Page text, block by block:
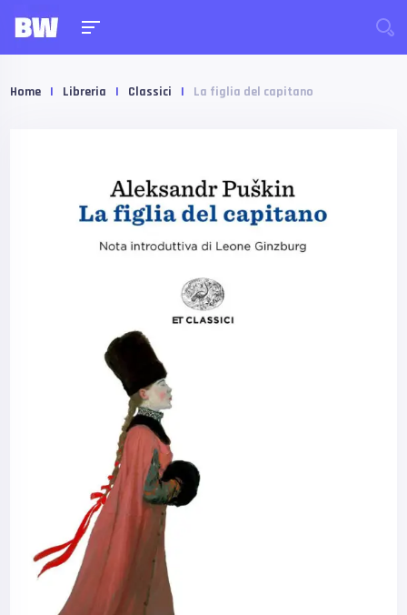
Home | Libreria | Classici | La figlia del capitano